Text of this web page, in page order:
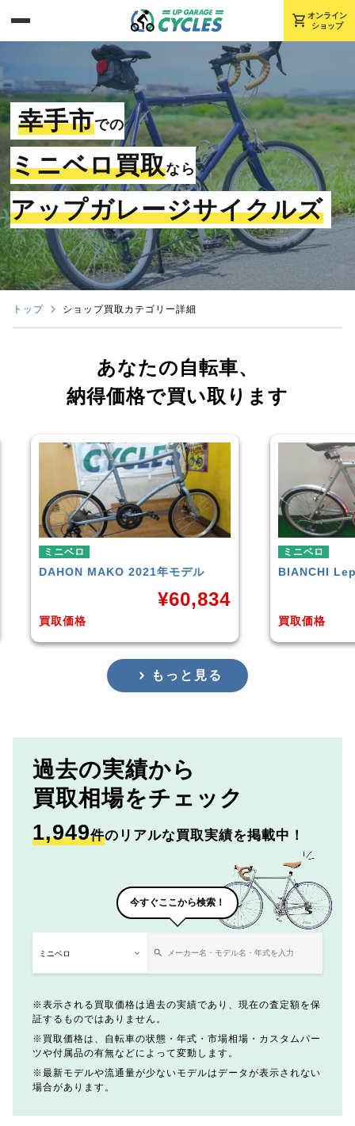
shopping_cart オンライン
ショップ
幸手市での
ミニベロ買取なら
アップガレージサイクルズ
トップ ショップ買取カテゴリー詳細
あなたの自転車、
納得価格で買い取ります
ミニベロ
BIANCHILepre
買取価格
¥20,000
ミニベロ
ternSURGE
買取価格
もっと見る
過去の実績から
買取相場をチェック
1,949件のリアルな買取実績を掲載中！
今すぐここから検索！
表示される買取価格は過去の実績であり、現在の査定額を保
証するものではありません。
買取価格は、自転車の状態・年式・市場相場・カスタムパー
ツや付属品の有無などによって変動します。
最新モデルや流通量が少ないモデルはデータが表示されない
場合があります。